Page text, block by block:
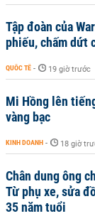
Tập đoàn của
phiếu, chấm dứt
QUỐC TẾ - 19 giờ trước
Mi Hồng lên
vàng bạc
KINH DOANH - 18 giờ
Chân dung ông
Từ phụ xe, sửa
35 năm tuổi